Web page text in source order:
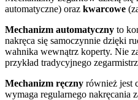
automatyczne) oraz kwarcowe
Mechanizm automatyczny to
nakręca się samoczynnie dzięki
wahnika wewnątrz koperty. Nie
przykład tradycyjnego
Mechanizm ręczny również jest
wymaga regularnego nakręcania